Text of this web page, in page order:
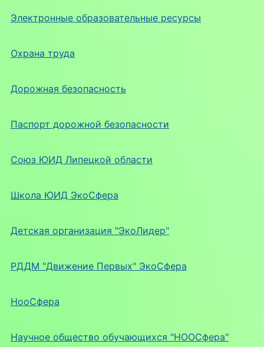
Электронные образовательные ресурсы
Охрана труда
Дорожная безопасность
Паспорт дорожной безопасности
Союз ЮИД Липецкой области
Школа ЮИД ЭкоСфера
Детская организация "ЭкоЛидер"
РДДМ "Движение Первых" ЭкоСфера
НооСфера
Научное общество обучающихся "НООСфера"